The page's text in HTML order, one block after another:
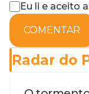
Eu li e aceito
COMENTAR
Radar do